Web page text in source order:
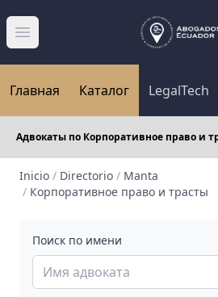
Abrir menú
Главная Каталог LegalTech
Адвокаты по Корпоративное право и
Inicio / Directorio / Manta
/ Корпоративное право и трасты
Поиск по имени